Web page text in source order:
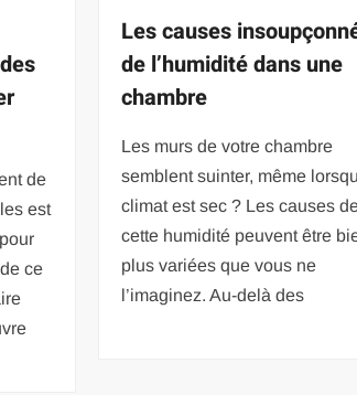
de
est
ce
Les causes
de l’humidité dans une
chambre
Les murs de votre chambre
semblent suinter, même
climat est sec ? Les causes
cette humidité peuvent être
plus variées que vous ne
l’imaginez. Au-delà des